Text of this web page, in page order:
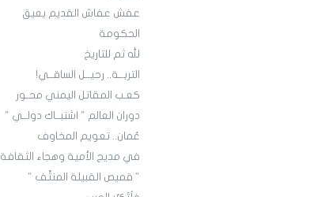
عفش عفاش القديم يعيق
الحكومة
لله ثم للتاريخ
التربــة.. رحيــل الساقــي!
كعـب المقاتل اليمني محـور
دوران العالم " اشتبــاك دولــي "
عُمان.. تعويم المخاوف
في مديح الأمية وهجاء الثقافة
" قميص القبيلة المنتَّف "